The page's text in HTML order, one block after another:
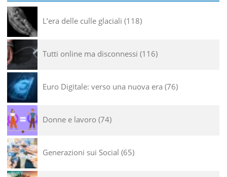
L’era delle culle glaciali 118
Tutti online ma disconnessi 116
Euro Digitale: verso una nuova era 76
Donne e lavoro 74
Generazioni sui Social 65